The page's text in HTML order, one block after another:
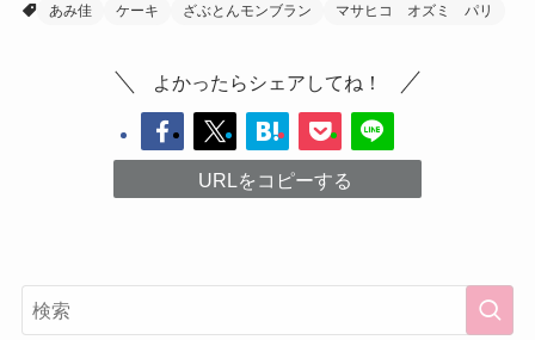
あみ佳
ケーキ ざぶとんモンブラン マサヒコ オズミ パリ
よかったらシェアしてね！
URLをコピーする